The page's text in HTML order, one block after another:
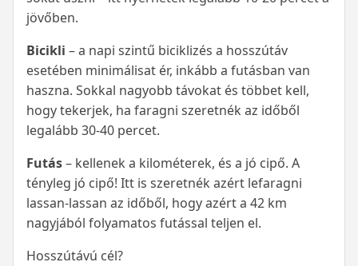
jövőben.
Bicikli – a napi szintű biciklizés a hosszútáv
esetében minimálisat ér, inkább a futásban van
haszna. Sokkal nagyobb távokat és többet kell,
hogy tekerjek, ha faragni szeretnék az időből
legalább 30-40 percet.
Futás– kellenek a kilométerek, és a jó cipő. A
tényleg jó cipő! Itt is szeretnék azért lefaragni
lassan-lassan az időből, hogy azért a 42 km
nagyjából folyamatos futással teljen el.
Hosszútávú cél?